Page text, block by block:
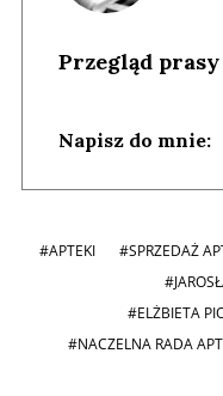
Przegląd prasy
Napisz do mnie:
#APTEKI #SPRZEDAŻ
#ELŻBIETA
#NACZELNA RADA